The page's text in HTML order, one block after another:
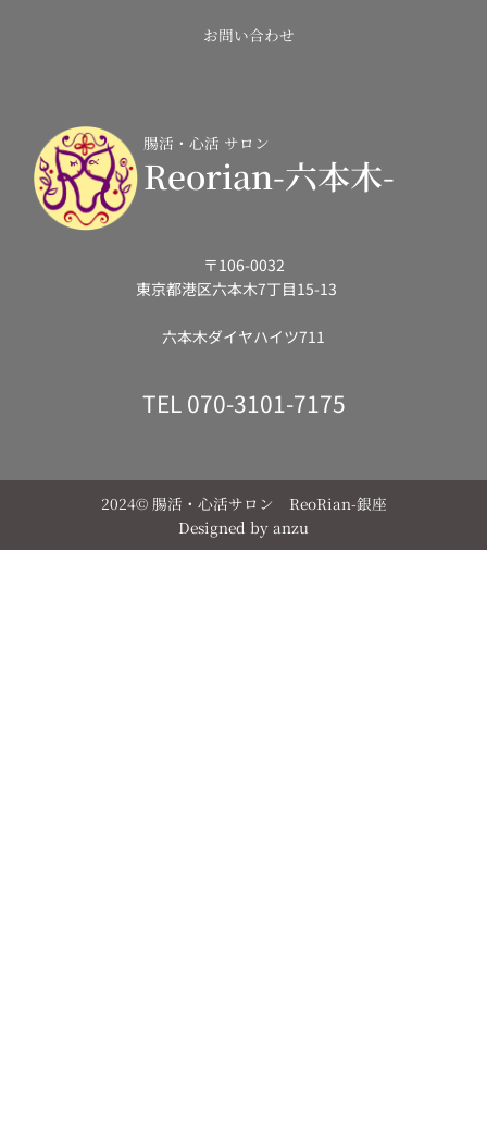
腸活・心活 サロン
Reorian-六本木-
〒106-0032
東京都港区六本木7丁目15-13
六本木ダイヤハイツ711
TEL 070-3101-7175
お問い合わせ
2024© 腸活・心活サロン ReoRian-銀座
Designed by anzu